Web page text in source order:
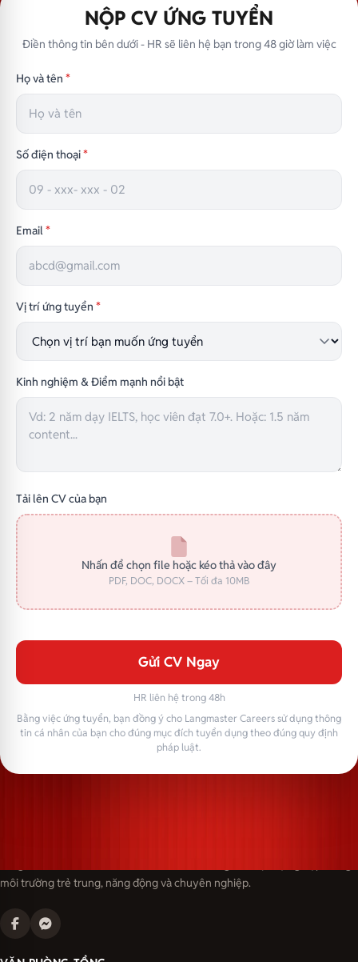
NỘP CV ỨNG TUYỂN
Điền thông tin bên dưới - HR sẽ liên hệ bạn trong 48 giờ làm việc
Họ và tên *
Số điện thoại*
Email*
Vị trí ứng tuyển *
Kinh nghiệm & Điểm mạnh nổi bật
Tải lên CV của bạn
Nhấn để chọn file hoặc kéo thả vào đây
PDF, DOC, DOCX – Tối đa 10MB
Gửi CV Ngay
HR liên hệ trong 48h
Bằng việc ứng tuyển, bạn đồng ý cho Langmaster Careers sử dụng thông
tin cá nhân của bạn cho đúng mục đích tuyển dụng theo đúng quy định
pháp luật.
môi trường trẻ trung, năng động và chuyên nghiệp.